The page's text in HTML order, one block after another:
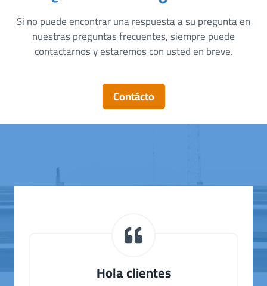
Si no puede encontrar una respuesta a su pregunta en
nuestras preguntas frecuentes, siempre puede
contactarnos y estaremos con usted en breve.
Contácto
Hola clientes